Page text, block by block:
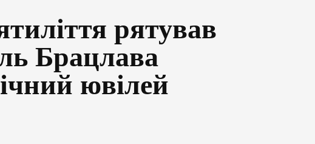
рятував
Брацлава
ювілей